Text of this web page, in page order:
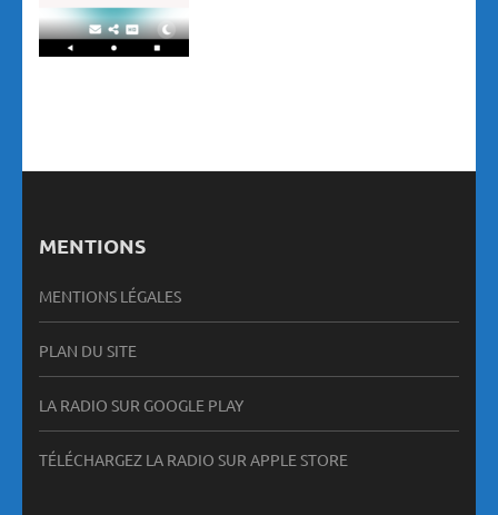
MENTIONS
MENTIONS LÉGALES
PLAN DU SITE
LA RADIO SUR GOOGLE PLAY
TÉLÉCHARGEZ LA RADIO SUR APPLE STORE